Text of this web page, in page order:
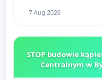
7 Aug 2026
STOP budowie
Centralnym w